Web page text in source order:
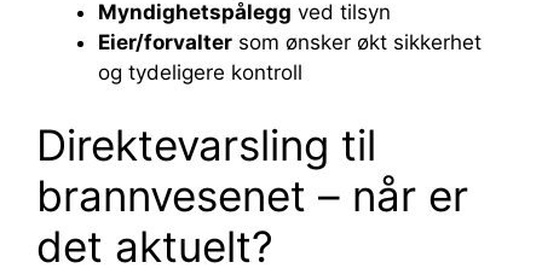
Myndighetspålegg ved tilsyn
Eier/forvalter som ønsker økt sikkerhet
og tydeligere kontroll
Direktevarsling til
brannvesenet – når er
det aktuelt?